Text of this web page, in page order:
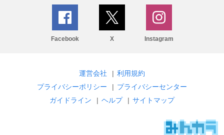
Facebook X Instagram
運営会社 | 利用規約
プライバシーポリシー
| プライバシーセンター
ガイドライン
| ヘルプ | サイトマップ